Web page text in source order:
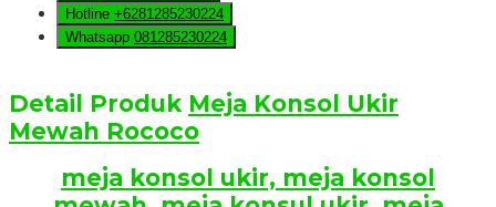
Hotline +6281285230224
Whatsapp 081285230224
Detail Produk Meja Konsol Ukir
Mewah Rococo
meja konsol ukir, meja konsol